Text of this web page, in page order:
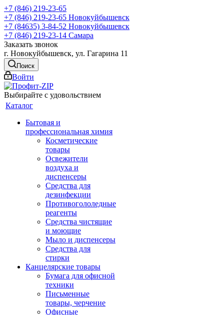
+7 (846) 219-23-65
+7 (846) 219-23-65 Новокуйбышевск
+7 (84635) 3-84-52 Новокуйбышевск
+7 (846) 219-23-14 Самара
Заказать звонок
г. Новокуйбышевск, ул. Гагарина 11
Поиск
Войти
Выбирайте с удовольствием
Каталог
Бытовая и
профессиональная химия
Косметические
товары
Освежители
воздуха и
диспенсеры
Средства для
дезинфекции
Противогололедные
реагенты
Средства чистящие
и моющие
Мыло и диспенсеры
Средства для
стирки
Канцелярские товары
Бумага для офисной
техники
Письменные
товары, черчение
Офисные